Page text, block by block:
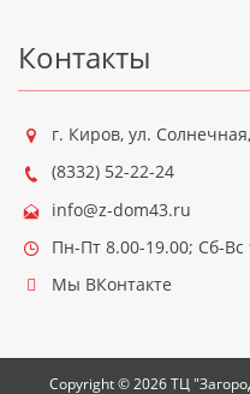
Контакты
г. Киров, ул.
(8332) 52-22-24
info@z-dom43.ru
Пн-Пт 8.00-19.00; Сб-Вс
Мы ВКонтакте
Copyright ©2026 ТЦ